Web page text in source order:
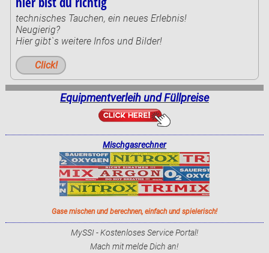
technisches Tauchen, ein neues Erlebnis!
Neugierig?
Hier gibt`s weitere Infos und Bilder!
Click!
Equipmentverleih und Füllpreise
Mischgasrechner
Gase mischen und berechnen, einfach und spielerisch!
MySSI - Kostenloses Service Portal!
Mach mit melde Dich an!